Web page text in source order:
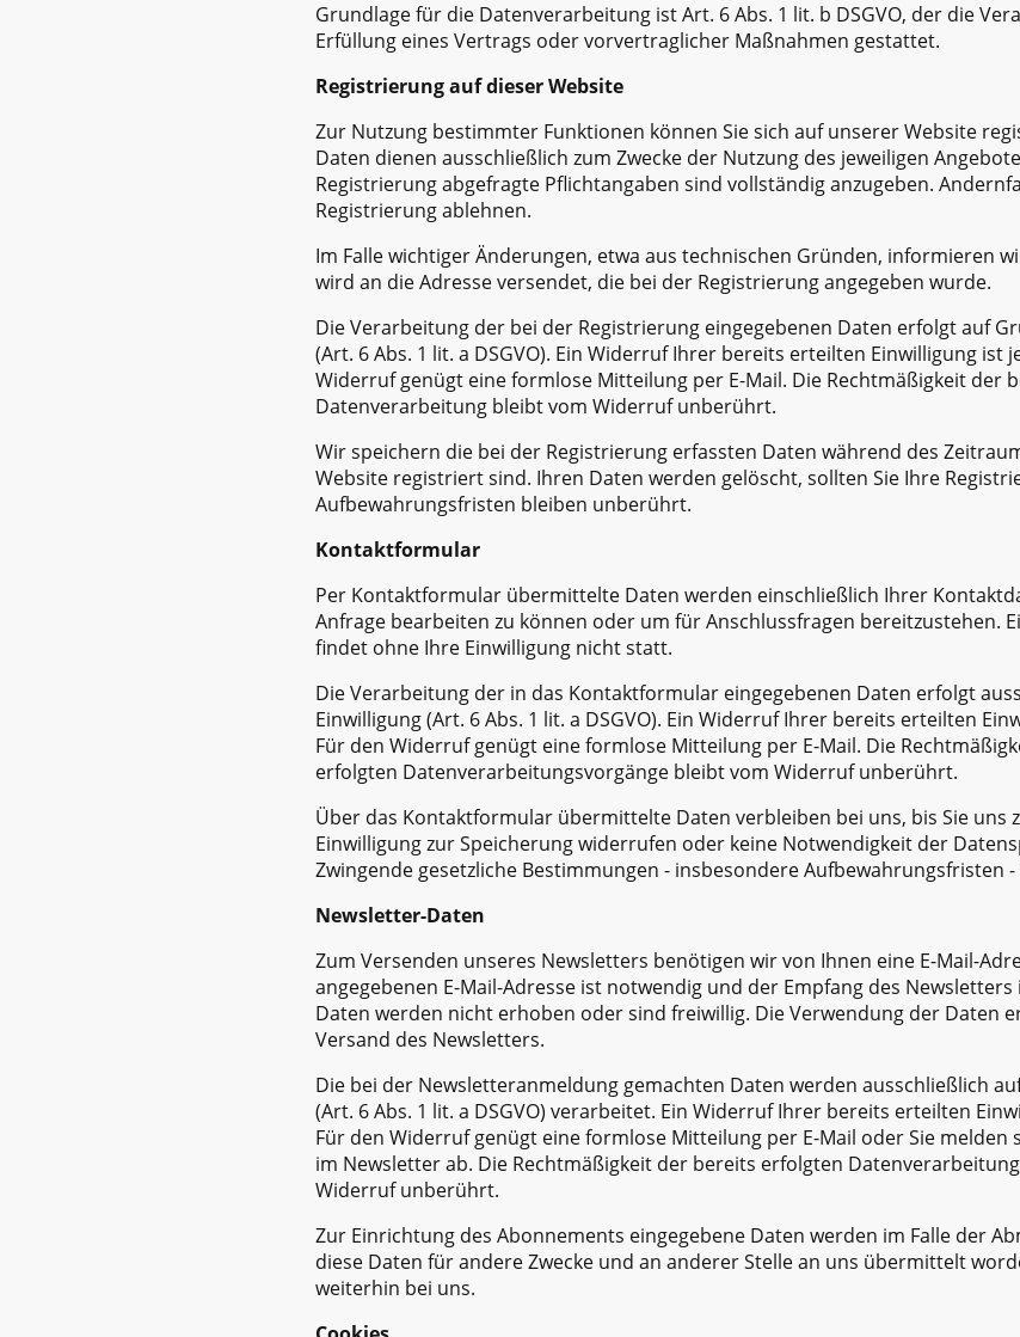
Grundlage für die Datenverarbeitung ist Art. 6 Abs. 1 lit. b DSGVO, der die
Erfüllung eines Vertrags oder vorvertraglicher Maßnahmen gestattet.
Registrierung auf dieser Website
Zur Nutzung bestimmter Funktionen können Sie sich auf unserer Website
Daten dienen ausschließlich zum Zwecke der Nutzung des jeweiligen
Registrierung abgefragte Pflichtangaben sind vollständig anzugeben.
Registrierung ablehnen.
Im Falle wichtiger Änderungen, etwa aus technischen Gründen, informieren
wird an die Adresse versendet, die bei der Registrierung angegeben wurde.
Die Verarbeitung der bei der Registrierung eingegebenen Daten erfolgt auf
(Art. 6 Abs. 1 lit. a DSGVO). Ein Widerruf Ihrer bereits erteilten Einwilligung ist
Widerruf genügt eine formlose Mitteilung per E-Mail. Die Rechtmäßigkeit der
Datenverarbeitung bleibt vom Widerruf unberührt.
Wir speichern die bei der Registrierung erfassten Daten während des
Website registriert sind. Ihren Daten werden gelöscht, sollten Sie Ihre
Aufbewahrungsfristen bleiben unberührt.
Kontaktformular
Per Kontaktformular übermittelte Daten werden einschließlich Ihrer
Anfrage bearbeiten zu können oder um für Anschlussfragen bereitzustehen.
findet ohne Ihre Einwilligung nicht statt.
Die Verarbeitung der in das Kontaktformular eingegebenen Daten erfolgt
Einwilligung (Art. 6 Abs. 1 lit. a DSGVO). Ein Widerruf Ihrer bereits erteilten
Für den Widerruf genügt eine formlose Mitteilung per E-Mail. Die
erfolgten Datenverarbeitungsvorgänge bleibt vom Widerruf unberührt.
Über das Kontaktformular übermittelte Daten verbleiben bei uns, bis Sie uns
Einwilligung zur Speicherung widerrufen oder keine Notwendigkeit der
Zwingende gesetzliche Bestimmungen - insbesondere Aufbewahrungsfristen
Newsletter-Daten
Zum Versenden unseres Newsletters benötigen wir von Ihnen eine E-Mail-
angegebenen E-Mail-Adresse ist notwendig und der Empfang des
Daten werden nicht erhoben oder sind freiwillig. Die Verwendung der Daten
Versand des Newsletters.
Die bei der Newsletteranmeldung gemachten Daten werden ausschließlich
(Art. 6 Abs. 1 lit. a DSGVO) verarbeitet. Ein Widerruf Ihrer bereits erteilten
Für den Widerruf genügt eine formlose Mitteilung per E-Mail oder Sie melden
im Newsletter ab. Die Rechtmäßigkeit der bereits erfolgten
Widerruf unberührt.
Zur Einrichtung des Abonnements eingegebene Daten werden im Falle der
diese Daten für andere Zwecke und an anderer Stelle an uns übermittelt
weiterhin bei uns.